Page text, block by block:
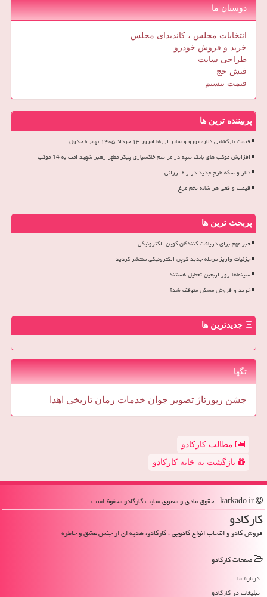
دوستان ما
انتخابات مجلس ، کاندیدای مجلس
خرید و فروش خودرو
طراحی سایت
فیش حج
قیمت بیسیم
پربیننده ترین ها
قیمت بازگشایی دلار، یورو و سایر ارزها امروز ۱۳ خرداد ۱۴۰۵ بهمراه جدول
افزایش موکب های بانک سپه در مراسم خاکسپاری پیکر مطهر رهبر شهید امت به 14 موکب
دلار و سکه طرح جدید در راه ارزانی
قیمت واقعی هر شانه تخم مرغ
پربحث ترین ها
خبر مهم برای دریافت کنندگان کوپن الکترونیکی
جزئیات واریز مرحله جدید کوپن الکترونیکی منتشر گردید
سینماها روز اربعین تعطیل هستند
خرید و فروش مسکن متوقف شد؟
جدیدترین ها
تگها
جشن رپورتاژ تصویر جوان خدمات رمان تاریخی اهدا
مطالب کارکادو
بازگشت به خانه کارکادو
كاركادو
فروش کادو و انتخاب انواع کادویی ، کارکادو، هدیه ای از جنس عشق و خاطره
صفحات كاركادو
درباره ما
تبلیغات در كاركادو